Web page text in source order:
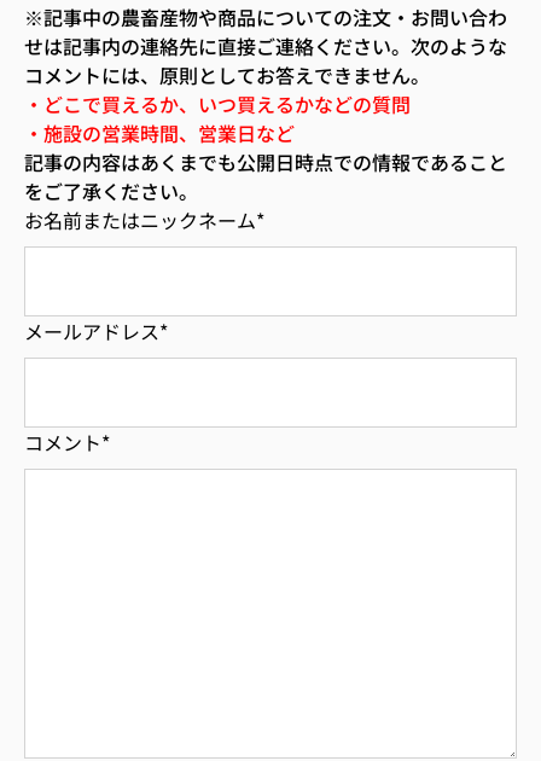
※記事中の農畜産物や商品についての注文・お問い合わ
せは記事内の連絡先に直接ご連絡ください。次のような
コメントには、原則としてお答えできません。
・どこで買えるか、いつ買えるかなどの質問
・施設の営業時間、営業日など
記事の内容はあくまでも公開日時点での情報であること
をご了承ください。
お名前またはニックネーム*
メールアドレス*
コメント*